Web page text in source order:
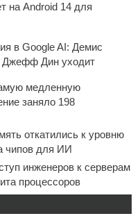
на Android 14 для
в Google AI: Демис
Джефф Дин уходит
медленную
заняло 198
откатились к уровню
чипов для ИИ
инженеров к серверам
процессоров